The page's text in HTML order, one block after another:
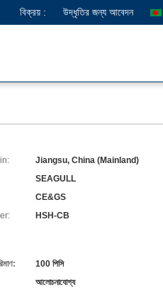
বিক্রয় : উদ্ধৃতির জন্য আবেদন
Jiangsu, China (Mainland)
SEAGULL
CE&GS
HSH-CB
100 পিসি
আলোচনাযোগ্য